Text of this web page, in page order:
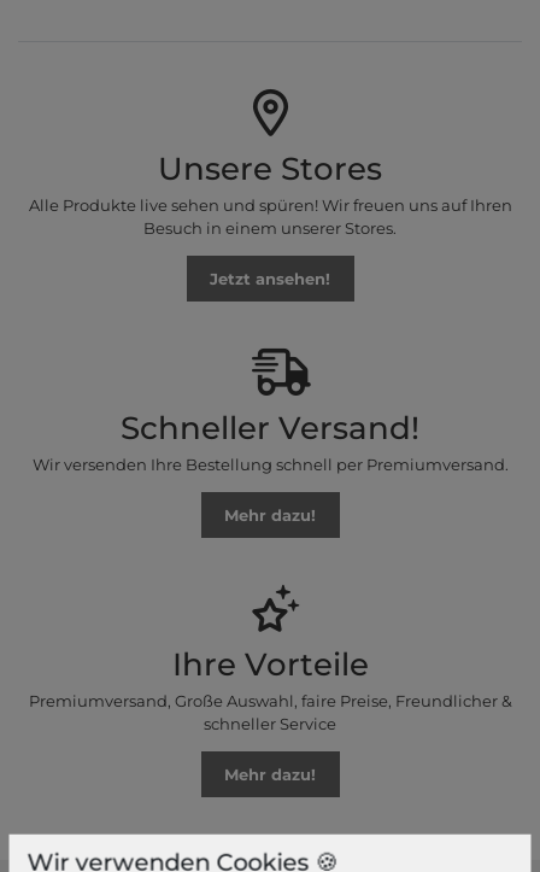
Unsere Stores
Alle Produkte live sehen und spüren! Wir freuen uns auf Ihren
Besuch in einem unserer Stores.
Jetzt ansehen!
Schneller Versand!
Wir versenden Ihre Bestellung schnell per Premiumversand.
Mehr dazu!
Ihre Vorteile
Premiumversand, Große Auswahl, faire Preise, Freundlicher &
schneller Service
Mehr dazu!
Wir verwenden Cookies 🍪